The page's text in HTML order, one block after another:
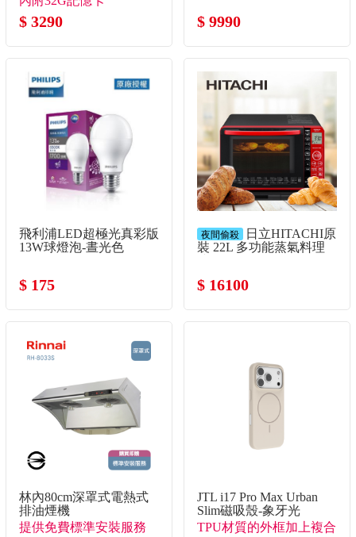
$ 3290 $ 9990
飛利浦LED超極光真彩版
13W球燈泡-晝光色
$ 175
夜間偷殺
日立HITACHI原
裝 22L 多功能蒸氣料理
$ 16100
林內80cm深罩式電熱式
排油煙機
提供免費標準安裝服務
JTL i17 Pro Max Urban
Slim磁吸殼-象牙光
TPU材質的外框加上複合